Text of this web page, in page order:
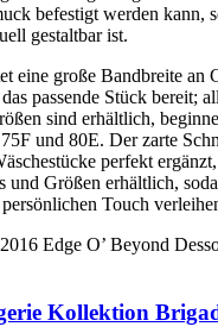
befestigt werden kann,
gestaltbar ist.
eine große Bandbreite an
passende Stück bereit;
sind erhältlich,
und 80E. Der zarte
perfekt
und Größen erhältlich,
Touch
Edge O’ Beyond
Kollektion